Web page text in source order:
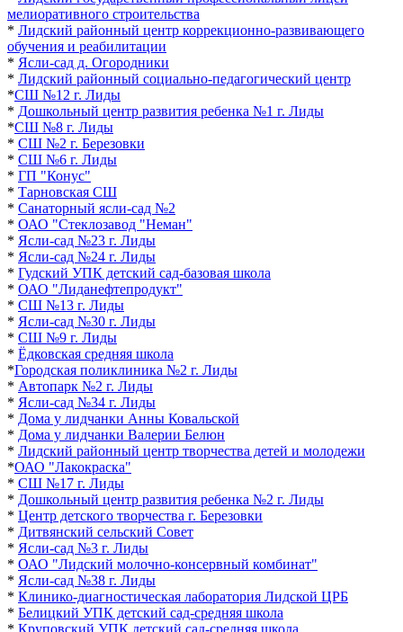
мелиоративного строительства
* Лидский районный центр коррекционно-развивающего
обучения и реабилитации
* Ясли-сад д. Огородники
* Лидский районный социально-педагогический центр
*СШ №12 г. Лиды
* Дошкольный центр развития ребенка №1 г. Лиды
*СШ №8 г. Лиды
* СШ №2 г. Березовки
* СШ №6 г. Лиды
* ГП "Конус"
* Тарновская СШ
* Санаторный ясли-сад №2
* ОАО "Стеклозавод "Неман"
* Ясли-сад №23 г. Лиды
* Ясли-сад №24 г. Лиды
* Гудский УПК детский сад-базовая школа
* ОАО "Лиданефтепродукт"
* СШ №13 г. Лиды
* Ясли-сад №30 г. Лиды
* СШ №9 г. Лиды
* Ёдковская средняя школа
*Городская поликлиника №2 г. Лиды
* Автопарк №2 г. Лиды
* Ясли-сад №34 г. Лиды
* Дома у лидчанки Анны Ковальской
* Дома у лидчанки Валерии Белюн
* Лидский районный центр творчества детей и молодежи
*ОАО "Лакокраска"
* СШ №17 г. Лиды
* Дошкольный центр развития ребенка №2 г. Лиды
* Центр детского творчества г. Березовки
* Дитвянский сельский Совет
* Ясли-сад №3 г. Лиды
* ОАО "Лидский молочно-консервный комбинат"
* Ясли-сад №38 г. Лиды
* Клинико-диагностическая лаборатория Лидской ЦРБ
* Белицкий УПК детский сад-средняя школа
* Круповский УПК детский сад-средняя школа